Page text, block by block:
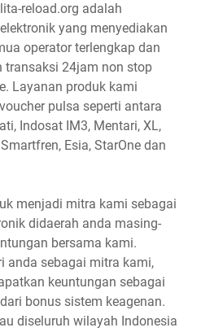
reload.org adalah
yang menyediakan
operator terlengkap dan
transaksi 24jam non stop
Layanan produk kami
pulsa seperti antara
Indosat IM3, Mentari, XL,
Esia, StarOne dan
menjadi mitra kami sebagai
didaerah anda masing-
bersama kami.
anda sebagai mitra kami,
keuntungan sebagai
bonus sistem keagenan.
diseluruh wilayah Indonesia